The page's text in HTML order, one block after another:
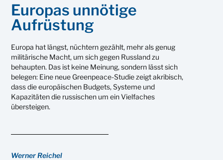
Europas unnötige
Aufrüstung
Europa hat längst, nüchtern gezählt, mehr als genug
militärische Macht, um sich gegen Russland zu
behaupten. Das ist keine Meinung, sondern lässt sich
belegen: Eine neue Greenpeace-Studie zeigt akribisch,
dass die europäischen Budgets, Systeme und
Kapazitäten die russischen um ein Vielfaches
übersteigen.
Werner Reichel